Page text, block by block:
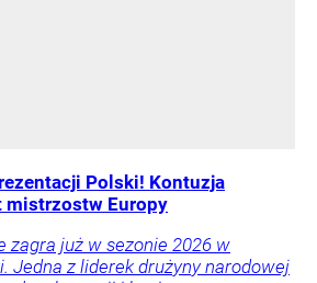
Polski! Kontuzja
mistrzostw Europy
zagra już w sezonie 2026 w
Jedna z liderek drużyny narodowej